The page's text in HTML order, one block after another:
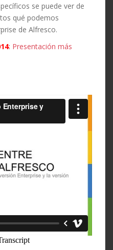
se puede ver de
qué podemos
de Alfresco.
: Presentación más